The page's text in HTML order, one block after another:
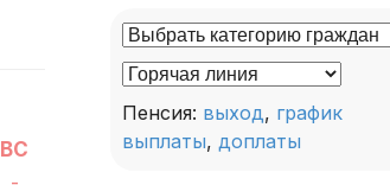
ВС
Пенсия: выход, график
выплаты, доплаты